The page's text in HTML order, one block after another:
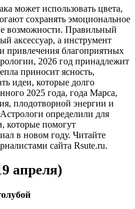
может использовать цвета,
сохранять эмоциональное
возможности. Правильный
аксессуар, а инструмент
привлечения благоприятных
2026 год принадлежит
приносит ясность,
идеи, которые долго
2025 года, года Марса,
плодотворной энергии и
определили для
которые помогут
в новом году. Читайте
сайта Rsute.ru.
апреля)